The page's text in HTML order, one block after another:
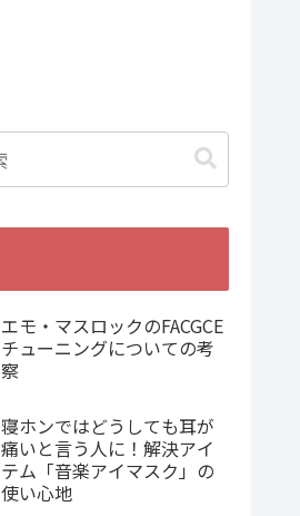
エモ・マスロックのFACGCE
チューニングについての考
察
寝ホンではどうしても耳が
痛いと言う人に！解決アイ
テム「音楽アイマスク」の
使い心地